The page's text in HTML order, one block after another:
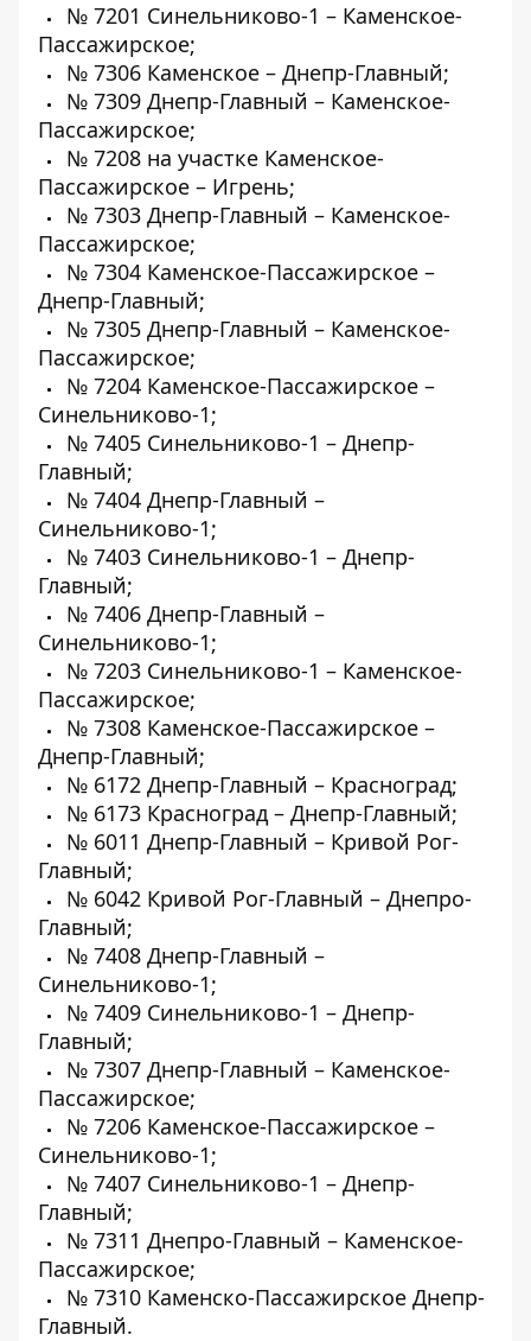
№ 7201 Синельниково-1 – Каменское-
Пассажирское;
№ 7306 Каменское – Днепр-Главный;
№ 7309 Днепр-Главный – Каменское-
Пассажирское;
№ 7208 на участке Каменское-
Пассажирское – Игрень;
№ 7303 Днепр-Главный – Каменское-
Пассажирское;
№ 7304 Каменское-Пассажирское –
Днепр-Главный;
№ 7305 Днепр-Главный – Каменское-
Пассажирское;
№ 7204 Каменское-Пассажирское –
Синельниково-1;
№ 7405 Синельниково-1 – Днепр-
Главный;
№ 7404 Днепр-Главный –
Синельниково-1;
№ 7403 Синельниково-1 – Днепр-
Главный;
№ 7406 Днепр-Главный –
Синельниково-1;
№ 7203 Синельниково-1 – Каменское-
Пассажирское;
№ 7308 Каменское-Пассажирское –
Днепр-Главный;
№ 6172 Днепр-Главный – Красноград;
№ 6173 Красноград – Днепр-Главный;
№ 6011 Днепр-Главный – Кривой Рог-
Главный;
№ 6042 Кривой Рог-Главный – Днепро-
Главный;
№ 7408 Днепр-Главный –
Синельниково-1;
№ 7409 Синельниково-1 – Днепр-
Главный;
№ 7307 Днепр-Главный – Каменское-
Пассажирское;
№ 7206 Каменское-Пассажирское –
Синельниково-1;
№ 7407 Синельниково-1 – Днепр-
Главный;
№ 7311 Днепро-Главный – Каменское-
Пассажирское;
№ 7310 Каменско-Пассажирское Днепр-
Главный.